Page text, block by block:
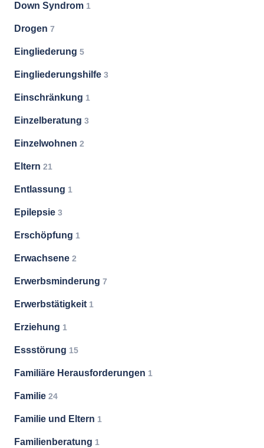
Down Syndrom 1
Drogen 7
Eingliederung 5
Eingliederungshilfe 3
Einschränkung 1
Einzelberatung 3
Einzelwohnen 2
Eltern 21
Entlassung 1
Epilepsie 3
Erschöpfung 1
Erwachsene 2
Erwerbsminderung 7
Erwerbstätigkeit 1
Erziehung 1
Essstörung 15
Familiäre Herausforderungen 1
Familie 24
Familie und Eltern 1
Familienberatung 1